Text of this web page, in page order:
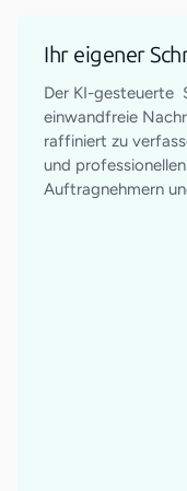
Ihr eigener
Der KI-gesteuerte
einwandfreie
raffiniert zu
und
Auftragnehmern